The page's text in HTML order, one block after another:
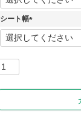
必
須
シート幅
(
必